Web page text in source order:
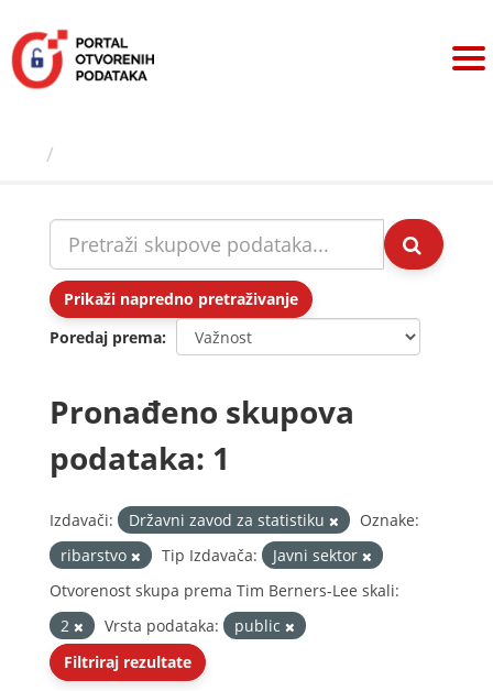
sadržaj
Prikaži napredno pretraživanje
Poredaj prema
Pronađeno skupova
podataka: 1
Izdavači: Državni zavod za statistiku
Oznake:
ribarstvo
Tip Izdavača:
Javni sektor
Otvorenost skupa prema Tim Berners-Lee skali:
2
Vrsta podataka:
public
Filtriraj rezultate